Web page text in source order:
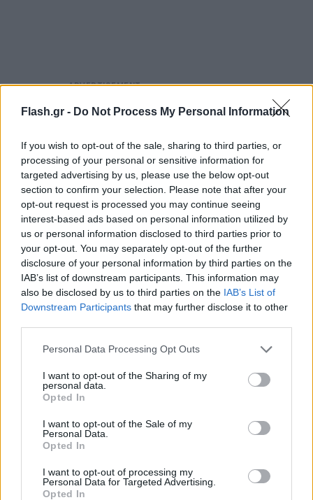
Flash.gr - Do Not Process My Personal Information
If you wish to opt-out of the sale, sharing to third parties, or
processing of your personal or sensitive information for
targeted advertising by us, please use the below opt-out
section to confirm your selection. Please note that after your
opt-out request is processed you may continue seeing
interest-based ads based on personal information utilized by
us or personal information disclosed to third parties prior to
your opt-out. You may separately opt-out of the further
disclosure of your personal information by third parties on the
IAB’s list of downstream participants. This information may
also be disclosed by us to third parties on the IAB’s List of
Downstream Participants that may further disclose it to other
Please note that this website/app uses one or more Google
not limited to your visit or usage behaviour. You may click to
grant or deny consent to Google and its third-party tags to
use your data for below specified purposes in below Google
consent section.
Personal Data Processing Opt Outs
I want to opt-out of the Sharing of my
personal data.
Opted In
I want to opt-out of the Sale of my
Personal Data.
Opted In
I want to opt-out of processing my
Personal Data for Targeted Advertising.
Opted In
Το βιβλίο προλογίζουν ο κος Ιάκωβος Δ.
Μιχαηλίδης, Καθηγητής της Νεότερης και
Σφέτας, καθηγητής της Νεότερης και Σύγχρονης
Βαλκανικής Ιστορίας του ΑΠΘ και ο κος Μίλαν
Ρίστοβιτς, διακεκριμένος ιστορικός και
πανεπιστημιακός καθηγητής.